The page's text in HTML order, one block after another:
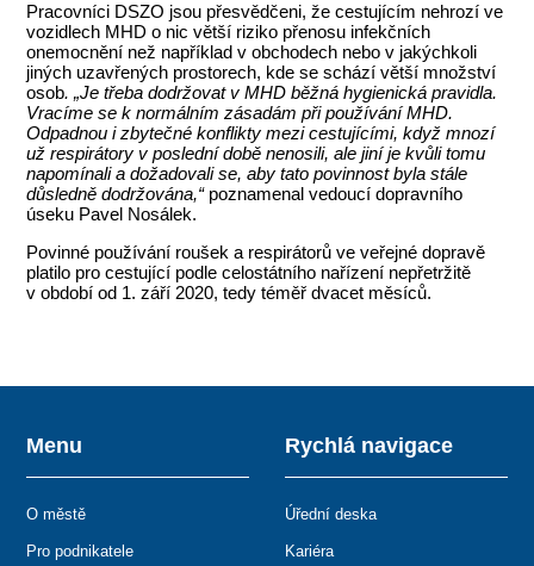
Pracovníci DSZO jsou přesvědčeni, že cestujícím nehrozí ve
vozidlech MHD o nic větší riziko přenosu infekčních
onemocnění než například v obchodech nebo v jakýchkoli
jiných uzavřených prostorech, kde se schází větší množství
osob. „Je třeba dodržovat v MHD běžná hygienická pravidla.
Vracíme se k normálním zásadám při používání MHD.
Odpadnou i zbytečné konflikty mezi cestujícími, když mnozí
už respirátory v poslední době nenosili, ale jiní je kvůli tomu
napomínali a dožadovali se, aby tato povinnost byla stále
důsledně dodržována,“poznamenal vedoucí dopravního
úseku Pavel Nosálek.
Povinné používání roušek a respirátorů ve veřejné dopravě
platilo pro cestující podle celostátního nařízení nepřetržitě
v období od 1. září 2020, tedy téměř dvacet měsíců.
Menu
O městě
Pro podnikatele
Rychlá navigace
Úřední deska
Kariéra